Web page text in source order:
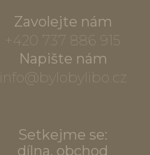
Zavolejte nám
+420 737 886 915
Napište nám
info@bylobylibo.cz
Setkejme se:
dílna, obchod